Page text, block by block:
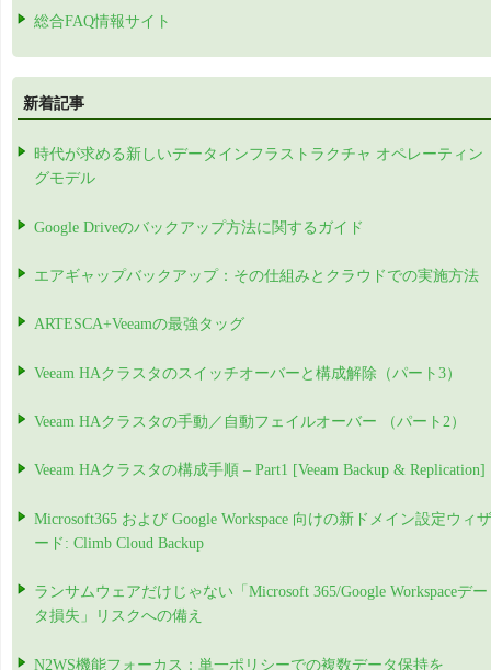
総合FAQ情報サイト
新着記事
時代が求める新しいデータインフラストラクチャ オペレーティン
グモデル
Google Driveのバックアップ方法に関するガイド
エアギャップバックアップ：その仕組みとクラウドでの実施方法
ARTESCA+Veeamの最強タッグ
Veeam HAクラスタのスイッチオーバーと構成解除（パート3）
Veeam HAクラスタの手動／自動フェイルオーバー （パート2）
Veeam HAクラスタの構成手順 – Part1 [Veeam Backup & Replication]
Microsoft365 および Google Workspace 向けの新ドメイン設定ウィザ
ード: Climb Cloud Backup
ランサムウェアだけじゃない「Microsoft 365/Google Workspaceデー
タ損失」リスクへの備え
N2WS機能フォーカス：単一ポリシーでの複数データ保持を